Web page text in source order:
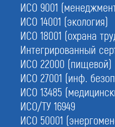
ИСО 9001
ИСО 14001 (экология)
ИСО 18001 (охрана
Интегрированный
ИСО 22000 (пищевой)
ИСО 27001 (инф.
ИСО 13485
ИСО/ТУ 16949
ИСО 50001
1.Бесплатно
проверим документы
3. Подберем для вас
своих инженеров
2.Ускоренно
сотрудника в базу данных
4.Проконтролируем
на отсутствие дублей